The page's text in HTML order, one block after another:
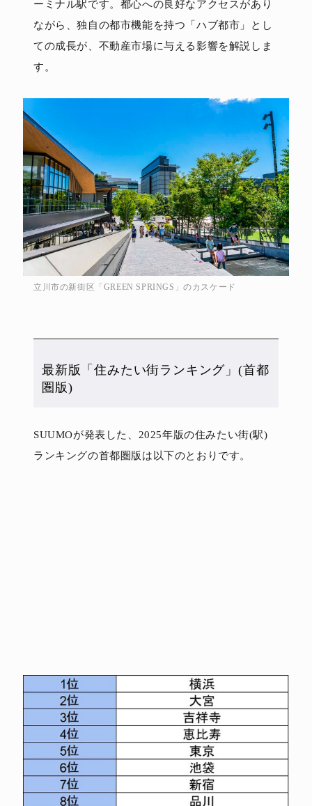
ーミナル駅です。都心への良好なアクセスがあり
ながら、独自の都市機能を持つ「ハブ都市」とし
ての成長が、不動産市場に与える影響を解説しま
す。
立川市の新街区「GREEN SPRINGS」のカスケード
最新版「住みたい街ランキング」(首都
圏版)
SUUMOが発表した、2025年版の住みたい街(駅)
ランキングの首都圏版は以下のとおりです。